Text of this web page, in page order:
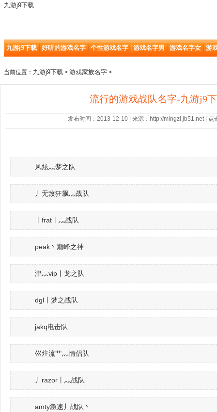
九游j9下载
九游j9下载 好听的游戏名字 个性游戏名字 游戏名字男 游戏名字女 游
当前位置： 九游j9下载 > 游戏家族名字 >
流行的游戏战队名字-九游j9
发布时间：2013-12-10 | 来源：http://mingzi.jb51.net | 点
风炫灬梦之队
丿无敌狂飙灬战队
丨frat丨灬战队
peak丶巅峰之神
津灬vip丨龙之队
dgl丨梦之战队
jakq电击队
巛炷流艹灬情侣队
丿razor丨灬战队
amty急速丿战队丶